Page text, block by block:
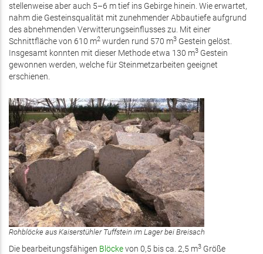
stellenweise aber auch 5–6 m tief ins Gebirge hinein. Wie erwartet,
nahm die Gesteinsqualität mit zunehmender Abbautiefe aufgrund
des abnehmenden Verwitterungseinflusses zu. Mit einer
Schnittfläche von 610 m2 wurden rund 570 m3 Gestein gelöst.
Insgesamt konnten mit dieser Methode etwa 130 m3 Gestein
gewonnen werden, welche für Steinmetzarbeiten geeignet
erschienen.
Rohblöcke aus Kaiserstühler Tuffstein im Lager bei Breisach
Die bearbeitungsfähigen Blöckevon 0,5 bis ca. 2,5 m3 Größe